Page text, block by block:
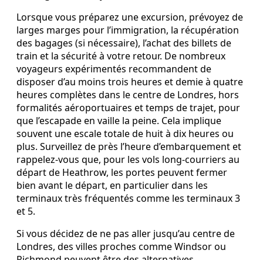
Lorsque vous préparez une excursion, prévoyez de
larges marges pour l’immigration, la récupération
des bagages (si nécessaire), l’achat des billets de
train et la sécurité à votre retour. De nombreux
voyageurs expérimentés recommandent de
disposer d’au moins trois heures et demie à quatre
heures complètes dans le centre de Londres, hors
formalités aéroportuaires et temps de trajet, pour
que l’escapade en vaille la peine. Cela implique
souvent une escale totale de huit à dix heures ou
plus. Surveillez de près l’heure d’embarquement et
rappelez‑vous que, pour les vols long‑courriers au
départ de Heathrow, les portes peuvent fermer
bien avant le départ, en particulier dans les
terminaux très fréquentés comme les terminaux 3
et 5.
Si vous décidez de ne pas aller jusqu’au centre de
Londres, des villes proches comme Windsor ou